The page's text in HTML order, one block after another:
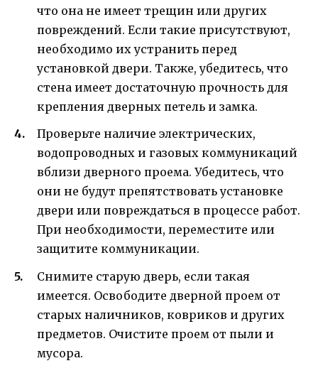
что она не имеет трещин или других
повреждений. Если такие присутствуют,
необходимо их устранить перед
установкой двери. Также, убедитесь, что
стена имеет достаточную прочность для
крепления дверных петель и замка.
Проверьте наличие электрических,
водопроводных и газовых коммуникаций
вблизи дверного проема. Убедитесь, что
они не будут препятствовать установке
двери или повреждаться в процессе работ.
При необходимости, переместите или
защитите коммуникации.
Снимите старую дверь, если такая
имеется. Освободите дверной проем от
старых наличников, ковриков и других
предметов. Очистите проем от пыли и
мусора.